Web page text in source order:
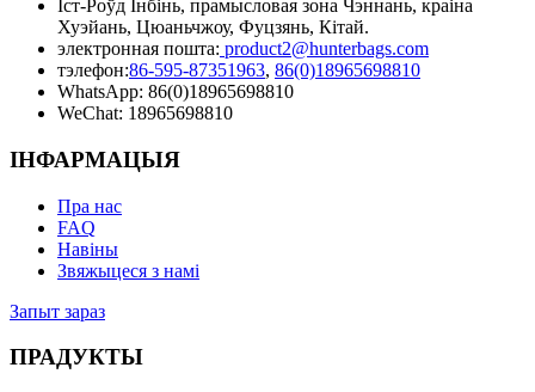
Іст-Роўд Інбінь, прамысловая зона Чэннань, краіна
Хуэйань, Цюаньчжоу, Фуцзянь, Кітай.
электронная пошта: product2@hunterbags.com
тэлефон:86-595-87351963, 86(0)18965698810
WhatsApp: 86(0)18965698810
WeChat: 18965698810
ІНФАРМАЦЫЯ
Пра нас
FAQ
Навіны
Звяжыцеся з намі
Запыт зараз
ПРАДУКТЫ